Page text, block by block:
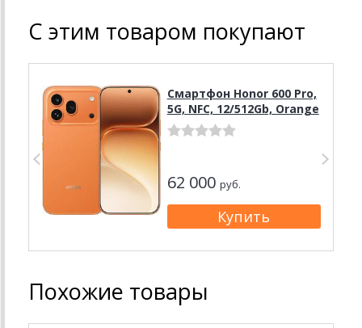
С этим товаром покупают
Смартфон Honor 600 Pro,
5G, NFC, 12/512Gb, Orange
62 000 руб.
Похожие товары